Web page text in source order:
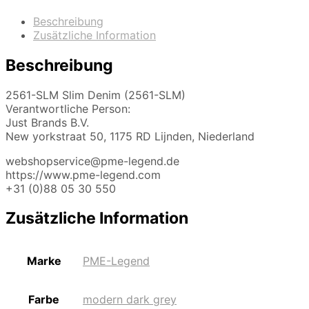
Beschreibung
Zusätzliche Information
Beschreibung
2561-SLM Slim Denim (2561-SLM)
Verantwortliche Person:
Just Brands B.V.
New yorkstraat 50, 1175 RD Lijnden, Niederland
webshopservice@pme-legend.de
https://www.pme-legend.com
+31 (0)88 05 30 550
Zusätzliche Information
Marke PME-Legend
Farbe modern dark grey